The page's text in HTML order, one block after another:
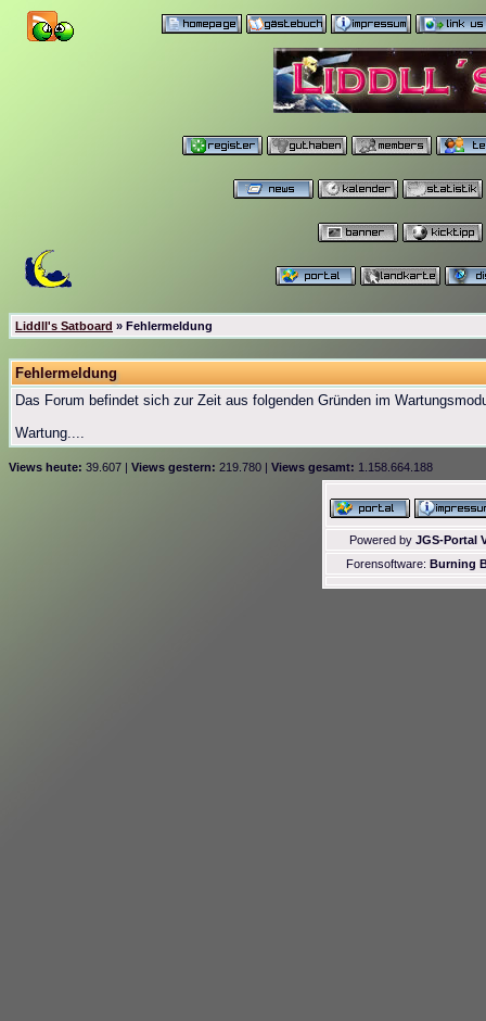
Liddll's Satboard » Fehlermeldung
Fehlermeldung
Das Forum befindet sich zur Zeit aus folgenden Gründen im
Wartung....
Views heute: 39.607 | Views gestern: 219.780 | Views gesamt: 1.158.664.188
Powered by JGS-Portal
Forensoftware: Burning